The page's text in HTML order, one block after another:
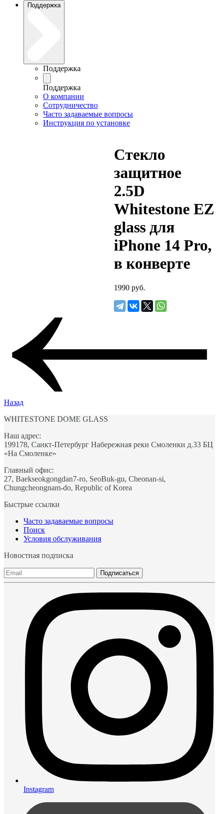
Поддержка
Поддержка
Поддержка
О компании
Сотрудничество
Часто задаваемые вопросы
Инструкция по установке
Стекло
защитное
2.5D
Whitestone EZ
glass для
iPhone 14 Pro,
в конверте
1990 руб.
Назад
WHITESTONE DOME GLASS
Наш адрес:
199178, Санкт-Петербург Набережная реки Смоленки д.33 БЦ
«На Смоленке»
Главный офис:
27, Baekseokgongdan7-ro, SeoBuk-gu, Cheonan-si,
Chungcheongnam-do, Republic of Korea
Быстрые ссылки
Часто задаваемые вопросы
Поиск
Условия обслуживания
Новостная подписка
Подписаться
Instagram